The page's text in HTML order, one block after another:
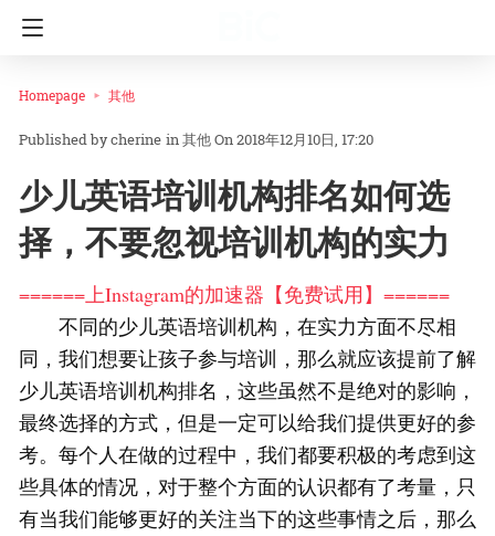
Homepage 其他
cherine in其他On 2018年12月10日, 17:20
少儿英语培训机构排名如何选
择，不要忽视培训机构的实力
======上Instagram的加速器【免费试用】======
不同的少儿英语培训机构，在实力方面不尽相
同，我们想要让孩子参与培训，那么就应该提前了解
少儿英语培训机构排名，这些虽然不是绝对的影响，
最终选择的方式，但是一定可以给我们提供更好的参
考。每个人在做的过程中，我们都要积极的考虑到这
些具体的情况，对于整个方面的认识都有了考量，只
有当我们能够更好的关注当下的这些事情之后，那么